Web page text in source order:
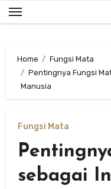
Skip
to
Home
Fungsi Mata
Pentingnya Fungsi
Manusia
Fungsi Mata
sebagai